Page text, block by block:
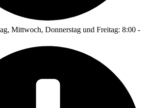
Mittwoch, Donnerstag und Freitag: 8:00 -